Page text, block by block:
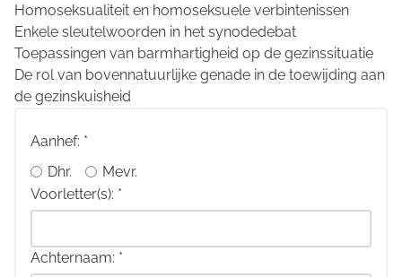
Homoseksualiteit en homoseksuele verbintenissen
Enkele sleutelwoorden in het synodedebat
Toepassingen van barmhartigheid op de gezinssituatie
De rol van bovennatuurlijke genade in de toewijding aan
de gezinskuisheid
Aanhef: *
Dhr.
Mevr.
Voorletter(s): *
Achternaam: *